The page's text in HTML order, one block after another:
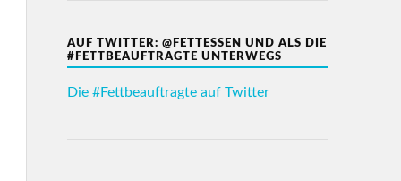
AUF TWITTER: @FETTESSEN UND ALS DIE
#FETTBEAUFTRAGTE UNTERWEGS
Die #Fettbeauftragte auf Twitter